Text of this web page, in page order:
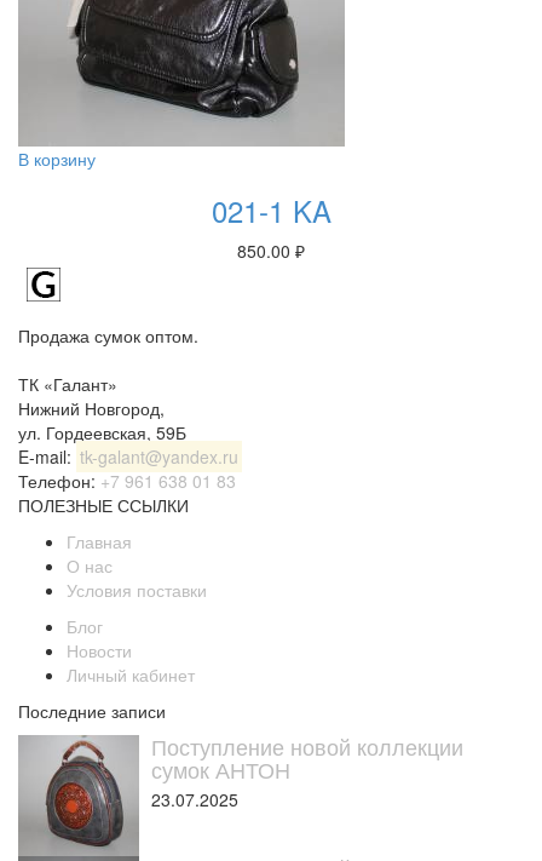
В корзину
021-1 KA
850.00 ₽
Продажа сумок оптом.
ТК «Галант»
Нижний Новгород,
ул. Гордеевская, 59Б
E-mail: tk-galant@yandex.ru
Телефон: +7 961 638 01 83
ПОЛЕЗНЫЕ ССЫЛКИ
Главная
О нас
Условия поставки
Блог
Новости
Личный кабинет
Последние записи
Поступление новой коллекции
сумок АНТОН
23.07.2025